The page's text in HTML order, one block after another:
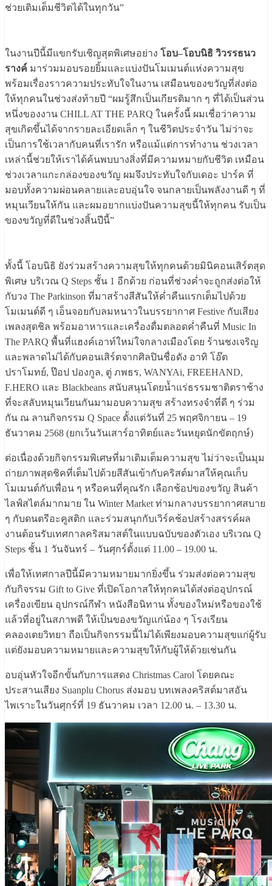
ช่วยเติมเต็มชีวิตได้ในทุกวัน”
ในงานปีนี้มีแขกรับเชิญสุดพิเศษอย่าง โอบ–โอบนิธิ วิวรรธนว
รางค์ มาร่วมมอบรอยยิ้มและแบ่งปันโมเมนต์แห่งความสุข
พร้อมเรื่องราวความประทับใจในงาน เสมือนของขวัญที่ส่งต่อ
ให้ทุกคนในช่วงส่งท้ายปี “ผมรู้สึกเป็นเกียรติมาก ๆ ที่ได้เป็นส่วน
หนึ่งของงาน CHILL AT THE PARQ ในครั้งนี้ ผมเชื่อว่าความ
สุขเกิดขึ้นได้จากรายละเอียดเล็ก ๆ ในชีวิตประจำวัน ไม่ว่าจะ
เป็นการใช้เวลากับคนที่เรารัก หรือแม้แต่การทำงาน ช่วงเวลา
เหล่านี้ช่วยให้เราได้ค้นพบบางสิ่งที่มีความหมายกับชีวิต เหมือน
ช่วงเวลาแกะกล่องของขวัญ ผมจึงประทับใจกับเดอะ ปาร์ค ที่
มอบทั้งความผ่อนคลายและอบอุ่นใจ จนกลายเป็นพลังงานดี ๆ ที่
หมุนเวียนให้กัน และผมอยากแบ่งปันความสุขนี้ให้ทุกคน รับเป็น
ของขวัญที่ดีในช่วงสิ้นปีนี้”
ทั้งนี้ โอบนิธิ ยังร่วมสร้างความสุขให้ทุกคนด้วยมินิคอนเสิร์ตสุด
พิเศษ บริเวณ Q Steps ชั้น 1 อีกด้วย ก่อนที่ช่วงค่ำจะถูกส่งต่อให้
กับวง The Parkinson ที่มาสร้างสีสันให้ค่ำคืนแรกเต็มไปด้วย
โมเมนต์ดี ๆ เอ็นจอยกับลมหนาวในบรรยากาศ Festive กับเสียง
เพลงสุดชิล พร้อมอาหารและเครื่องดื่มตลอดค่ำคืนที่ Music In
The PARQ พื้นที่แฮงค์เอาท์ใหม่ใจกลางเมืองโดย ร้านชงเจริญ
และพลาดไม่ได้กับคอนเสิร์ตจากศิลปินชื่อดัง อาทิ โอ๊ต
ปราโมทย์, ป๊อป ปองกูล, ตู่ ภพธร, WANYAi, FREEHAND,
F.HERO และ Blackbeans สนับสนุนโดยน้ำแร่ธรรมชาติตราช้าง
ที่จะสลับหมุนเวียนกันมามอบความสุข สร้างทรงจำที่ดี ๆ ร่วม
กัน ณ ลานกิจกรรม Q Space ตั้งแต่วันที่ 25 พฤศจิกายน – 19
ธันวาคม 2568 (ยกเว้นวันเสาร์อาทิตย์และวันหยุดนักขัตฤกษ์)
ต่อเนื่องด้วยกิจกรรมพิเศษที่มาเติมเต็มความสุข ไม่ว่าจะเป็นมุม
ถ่ายภาพสุดชิคที่เต็มไปด้วยสีสันเข้ากับคริสต์มาสให้คุณเก็บ
โมเมนต์กับเพื่อน ๆ หรือคนที่คุณรัก เลือกช้อปของขวัญ สินค้า
ไลฟ์สไตล์มากมาย ใน Winter Market ท่ามกลางบรรยากาศสบาย
ๆ กับดนตรีอะคูสติก และร่วมสนุกกับเวิร์คช้อปสร้างสรรค์ผล
งานต้อนรับเทศกาลคริสมาสต์ในแบบฉบับของตัวเอง บริเวณ Q
Steps ชั้น 1 วันจันทร์ – วันศุกร์ตั้งแต่ 11.00 – 19.00 น.
เพื่อให้เทศกาลปีนี้มีความหมายมากยิ่งขึ้น ร่วมส่งต่อความสุข
กับกิจรรม Gift to Give ที่เปิดโอกาสให้ทุกคนได้ส่งต่ออุปกรณ์
เครื่องเขียน อุปกรณ์กีฬา หนังสือนิทาน ทั้งของใหม่หรือของใช้
แล้วที่อยู่ในสภาพดี ให้เป็นของขวัญแก่น้อง ๆ โรงเรียน
คลองเตยวิทยา ถือเป็นกิจกรรมนี้ไม่ได้เพียงมอบความสุขแก่ผู้รับ
แต่ยังมอบความหมายและความสุขให้กับผู้ให้ด้วยเช่นกัน
อบอุ่นหัวใจอีกขั้นกับการแสดง Christmas Carol โดยคณะ
ประสานเสียง Suanplu Chorus ส่งมอบ บทเพลงคริสต์มาสอัน
ไพเราะในวันศุกร์ที่ 19 ธันวาคม เวลา 12.00 น. – 13.30 น.